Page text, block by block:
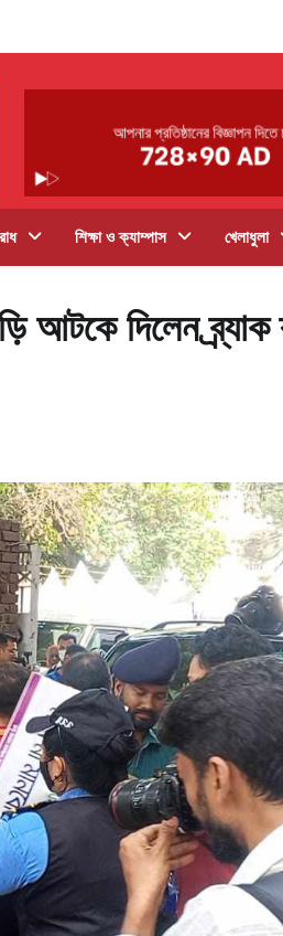
শিক্ষা ও ক্যাম্পাস খেলাধুলা
আটকে দিলেন ব্র্যাক